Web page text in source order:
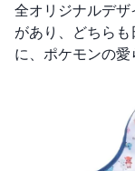
全オリジナルデザ
があり、どちら
に、ポケモンの愛